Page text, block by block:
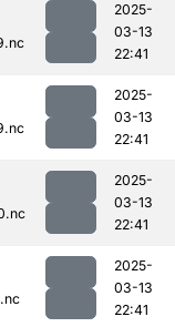
2025-
03-13
22:41
2025-
03-13
22:41
2025-
03-13
22:41
2025-
03-13
22:41